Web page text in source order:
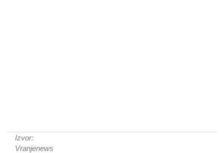
Izvor:
Vranjenews